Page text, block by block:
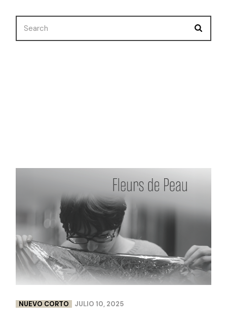
NUEVO CORTO JULIO 10, 2025